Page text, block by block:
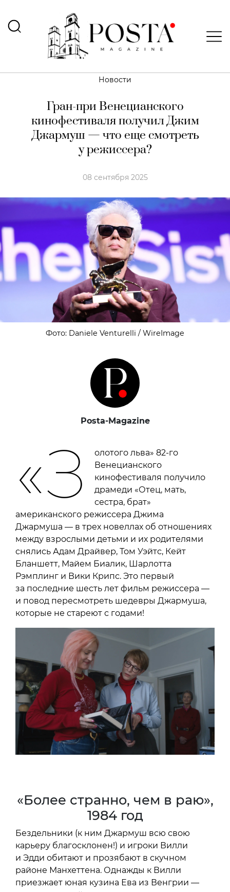
Новости
Гран-при Венецианского
кинофестиваля получил Джим
Джармуш — что еще смотреть
у режиссера?
08 сентября 2025
Фото: Daniele Venturelli / WireImage
Posta-Magazine
«З
олотого льва» 82-го
Венецианского
кинофестиваля получило
драмеди «Отец, мать,
сестра, брат»
американского режиссера Джима
Джармуша — в трех новеллах об отношениях
между взрослыми детьми и их родителями
снялись Адам Драйвер, Том Уэйтс, Кейт
Бланшетт, Майем Биалик, Шарлотта
Рэмплинг и Вики Крипс. Это первый
за последние шесть лет фильм режиссера —
и повод пересмотреть шедевры Джармуша,
которые не стареют с годами!
«Более странно, чем в раю»,
1984 год
Бездельники (к ним Джармуш всю свою
карьеру благосклонен!) и игроки Вилли
и Эдди обитают и прозябают в скучном
районе Манхеттена. Однажды к Вилли
приезжает юная кузина Ева из Венгрии —